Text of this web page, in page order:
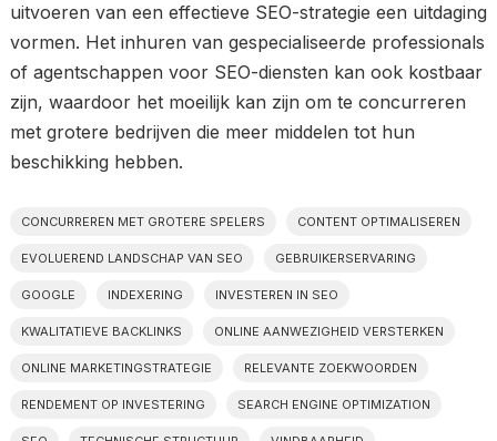
uitvoeren van een effectieve SEO-strategie een uitdaging
vormen. Het inhuren van gespecialiseerde professionals
of agentschappen voor SEO-diensten kan ook kostbaar
zijn, waardoor het moeilijk kan zijn om te concurreren
met grotere bedrijven die meer middelen tot hun
beschikking hebben.
CONCURREREN MET GROTERE SPELERS CONTENT OPTIMALISEREN
EVOLUEREND LANDSCHAP VAN SEO GEBRUIKERSERVARING
GOOGLE INDEXERING INVESTEREN IN SEO
KWALITATIEVE BACKLINKS ONLINE AANWEZIGHEID VERSTERKEN
ONLINE MARKETINGSTRATEGIE RELEVANTE ZOEKWOORDEN
RENDEMENT OP INVESTERING SEARCH ENGINE OPTIMIZATION